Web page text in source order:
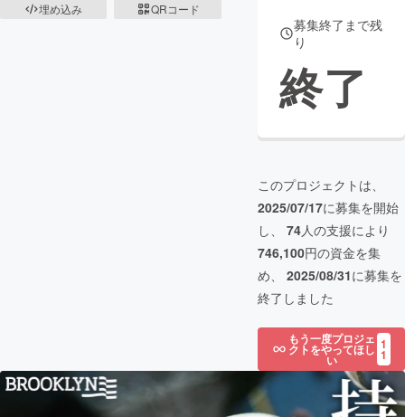
埋め込み
QRコード
募集終了まで残
り
終了
このプロジェクトは、
2025/07/17に募集を開始
し、 74人の支援により
746,100円の資金を集
め、 2025/08/31に募集を
終了しました
もう一度プロジェ
クトをやってほし
い
1
1